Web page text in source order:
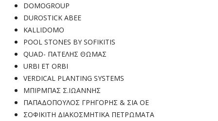
DOMOGROUP
DUROSTICK ABEE
KALLIDOMO
POOL STONES BY SOFIKITIS
QUAD- ΠΑΤΕΛΗΣ ΘΩΜΑΣ
URBI ET ORBI
VERDICAL PLANTING SYSTEMS
ΜΠΙΡΜΠΑΣ Σ.ΙΩΑΝΝΗΣ
ΠΑΠΑΔΟΠΟΥΛΟΣ ΓΡΗΓΟΡΗΣ & ΣΙΑ ΟΕ
ΣΟΦΙΚΙΤΗ ΔΙΑΚΟΣΜΗΤΙΚΑ ΠΕΤΡΩΜΑΤΑ